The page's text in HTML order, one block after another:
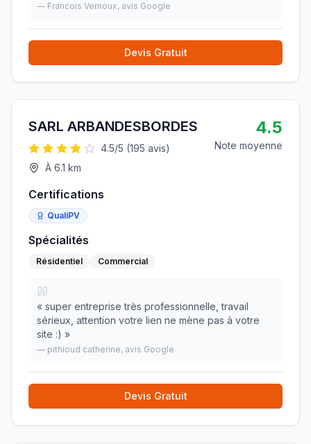
— Francois Vernoux, avis Google
Devis Gratuit
SARL ARBANDESBORDES
4.5/5 (195 avis)
À 6.1 km
4.5
Note moyenne
Certifications
QualiPV
Spécialités
Résidentiel Commercial
« super entreprise très professionnelle, travail
sérieux, attention votre lien ne mène pas à votre
site :) »
— pithioud catherine, avis Google
Devis Gratuit